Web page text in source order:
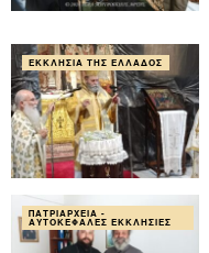
ΕΚΚΛΗΣΊΑ ΤΗΣ ΕΛΛΆΔΟΣ
ΠΑΤΡΙΑΡΧΕΊΑ -
ΑΥΤΟΚΈΦΑΛΕΣ ΕΚΚΛΗΣΊΕΣ